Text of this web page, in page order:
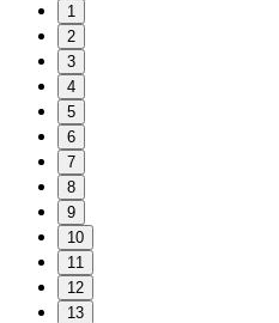
1
2
3
4
5
6
7
8
9
10
11
12
13